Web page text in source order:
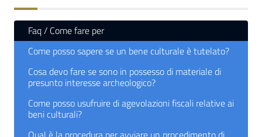
Faq / Come fare per
Come posso sapere se un bene culturale è tutelato?
Cosa devo fare se sono in possesso di materiale di
presunto interesse archeologico?
Come posso usufruire di agevolazioni fiscali relative ai
beni culturali?